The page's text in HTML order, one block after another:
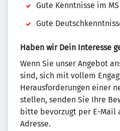
Gute Kenntnisse im
Gute
Haben wir Dein Interesse
Wenn Sie unser Angebot
sind, sich mit vollem
Herausforderungen einer
stellen, senden Sie Ihre
bitte bevorzugt per E-Mail
Adresse.